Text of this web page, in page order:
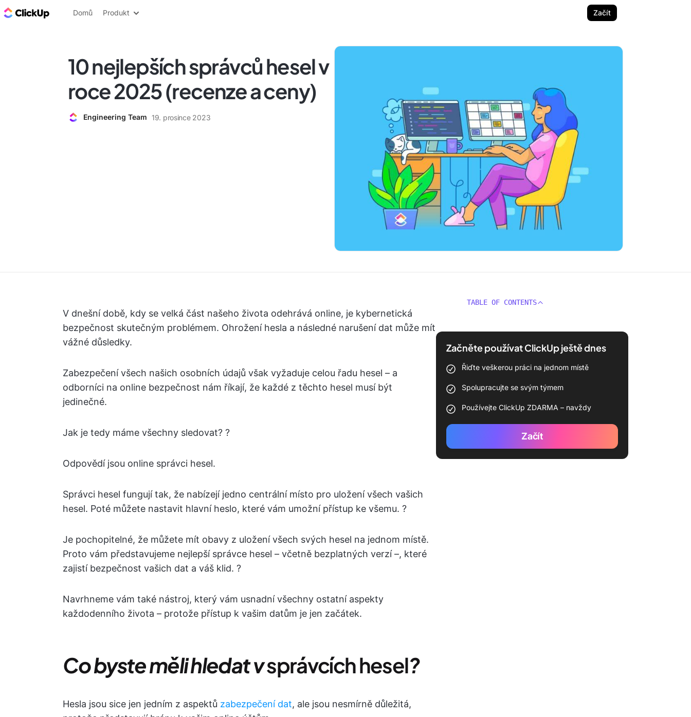
ClickUp blog
Domů Produkt Začít
10 nejlepších správců hesel v
roce 2025 (recenze a ceny)
Engineering Team 19. prosince 2023
V dnešní době, kdy se velká část našeho života odehrává online, je kybernetická
bezpečnost skutečným problémem. Ohrožení hesla a následné narušení dat může mít
vážné důsledky.
Zabezpečení všech našich osobních údajů však vyžaduje celou řadu hesel – a
odborníci na online bezpečnost nám říkají, že každé z těchto hesel musí být
jedinečné.
Jak je tedy máme všechny sledovat? ?
Odpovědí jsou online správci hesel.
Správci hesel fungují tak, že nabízejí jedno centrální místo pro uložení všech vašich
hesel. Poté můžete nastavit hlavní heslo, které vám umožní přístup ke všemu. ?
Je pochopitelné, že můžete mít obavy z uložení všech svých hesel na jednom místě.
Proto vám představujeme nejlepší správce hesel – včetně bezplatných verzí –, které
zajistí bezpečnost vašich dat a váš klid. ?
Navrhneme vám také nástroj, který vám usnadní všechny ostatní aspekty
každodenního života – protože přístup k vašim datům je jen začátek.
Co byste měli hledat vsprávcích hesel?
Hesla jsou sice jen jedním z aspektů zabezpečení dat, ale jsou nesmírně důležitá,
TABLE OF CONTENTS
Začněte používat ClickUp ještě dnes
Řiďte veškerou práci na jednom místě
Spolupracujte se svým týmem
Používejte ClickUp ZDARMA – navždy
Začít